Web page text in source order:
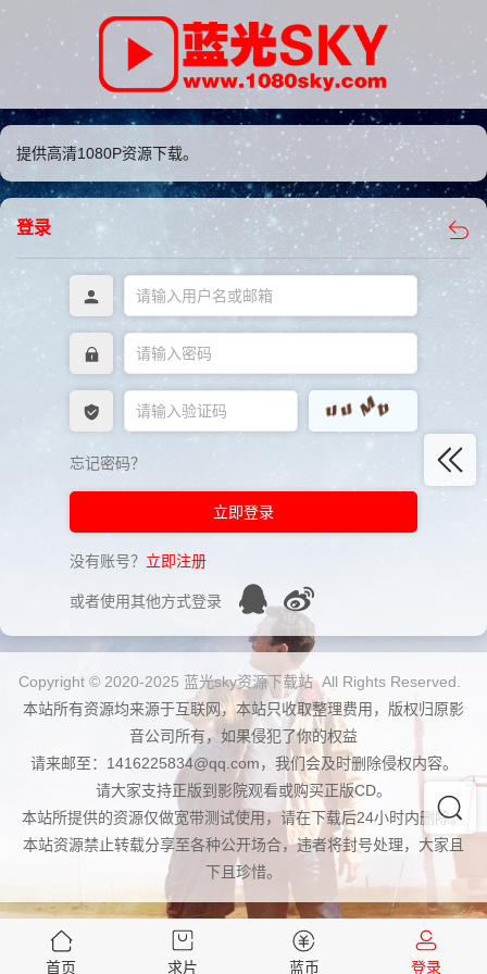
提供高清1080P资源下载。
登录
忘记密码？
立即登录
没有账号？ 立即注册
或者使用其他方式登录
Copyright © 2020-2025 蓝光sky资源下载站 All Rights Reserved.
本站所有资源均来源于互联网，本站只收取整理费用，版权归原影
音公司所有，如果侵犯了你的权益
请来邮至：1416225834@qq.com，我们会及时删除侵权内容。
请大家支持正版到影院观看或购买正版CD。
本站所提供的资源仅做宽带测试使用，请在下载后24小时内删除。
本站资源禁止转载分享至各种公开场合，违者将封号处理，大家且
下且珍惜。
首页 求片 蓝币 登录